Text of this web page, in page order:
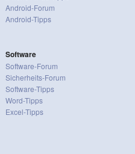
Android-Forum
Android-Tipps
Software
Software-Forum
Sicherheits-Forum
Software-Tipps
Word-Tipps
Excel-Tipps